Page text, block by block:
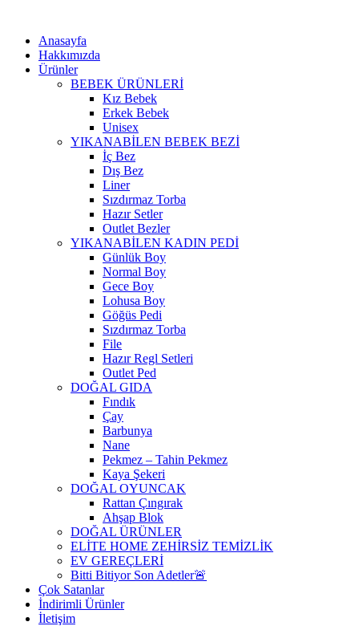
Anasayfa
Hakkımızda
Ürünler
BEBEK ÜRÜNLERİ
Kız Bebek
Erkek Bebek
Unisex
YIKANABİLEN BEBEK BEZİ
İç Bez
Dış Bez
Liner
Sızdırmaz Torba
Hazır Setler
Outlet Bezler
YIKANABİLEN KADIN PEDİ
Günlük Boy
Normal Boy
Gece Boy
Lohusa Boy
Göğüs Pedi
Sızdırmaz Torba
File
Hazır Regl Setleri
Outlet Ped
DOĞAL GIDA
Fındık
Çay
Barbunya
Nane
Pekmez – Tahin Pekmez
Kaya Şekeri
DOĞAL OYUNCAK
Rattan Çıngırak
Ahşap Blok
DOĞAL ÜRÜNLER
ELİTE HOME ZEHİRSİZ TEMİZLİK
EV GEREÇLERİ
Bitti Bitiyor Son Adetler🚨
Çok Satanlar
İndirimli Ürünler
İletişim